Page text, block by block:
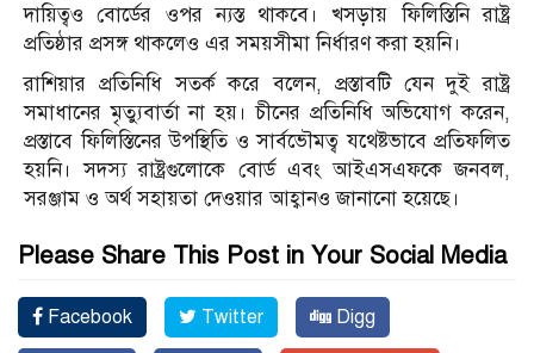
দায়িত্বও বোর্ডের ওপর ন্যস্ত থাকবে। খসড়ায় ফিলিস্তিনি রাষ্ট্র
প্রতিষ্ঠার প্রসঙ্গ থাকলেও এর সময়সীমা নির্ধারণ করা হয়নি।
রাশিয়ার প্রতিনিধি সতর্ক করে বলেন, প্রস্তাবটি যেন দুই রাষ্ট্র
সমাধানের মৃত্যুবার্তা না হয়। চীনের প্রতিনিধি অভিযোগ করেন,
প্রস্তাবে ফিলিস্তিনের উপস্থিতি ও সার্বভৌমত্ব যথেষ্টভাবে প্রতিফলিত
হয়নি। সদস্য রাষ্ট্রগুলোকে বোর্ড এবং আইএসএফকে জনবল,
সরঞ্জাম ও অর্থ সহায়তা দেওয়ার আহ্বানও জানানো হয়েছে।
Please Share This Post in Your Social Media
Facebook Twitter Digg